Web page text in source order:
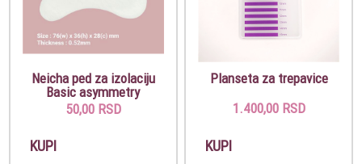
Neicha ped za izolaciju
Basic asymmetry
50,00 RSD
KUPI
Planseta za trepavice
1.400,00 RSD
KUPI